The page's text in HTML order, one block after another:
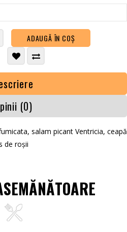
ADAUGĂ ÎN COŞ
(0)
salam picant Ventricia, ceapă
de roșii